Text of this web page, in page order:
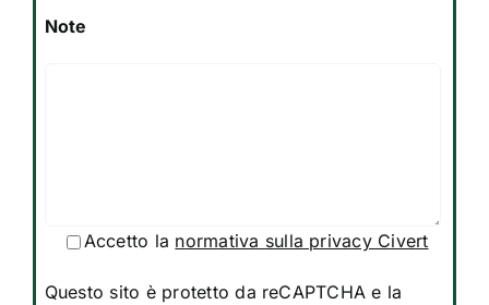
Note
Accetto la normativa sulla privacy Civert
Questo sito è protetto da reCAPTCHA e la